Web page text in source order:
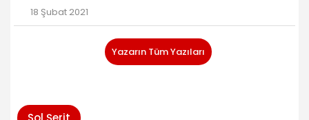
18 Şubat 2021
Yazarın Tüm Yazıları